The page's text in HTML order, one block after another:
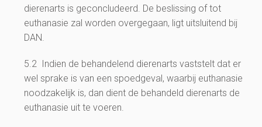
dierenarts is geconcludeerd. De beslissing of tot
euthanasie zal worden overgegaan, ligt uitsluitend bij
DAN.
5.2 Indien de behandelend dierenarts vaststelt dat er
wel sprake is van een spoedgeval, waarbij euthanasie
noodzakelijk is, dan dient de behandeld dierenarts de
euthanasie uit te voeren.